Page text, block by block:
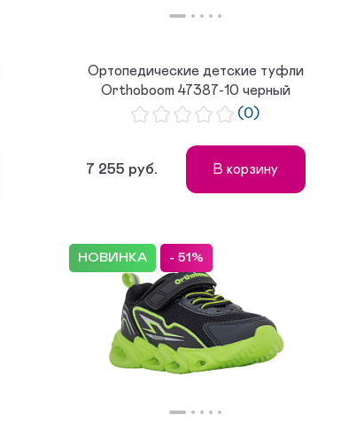
Ортопедические детские туфли
Orthoboom 47387-10 черный
(0)
7 255 руб. В корзину
НОВИНКА - 51%